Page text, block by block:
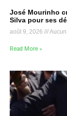
José Mourinho
Silva pour ses
août 9, 2026
Read More »